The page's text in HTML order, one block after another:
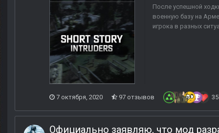
После успешной
военную базу на
игрока в разных
7 октября, 2020 97 отзывов 35
Официально заявляю, что мод